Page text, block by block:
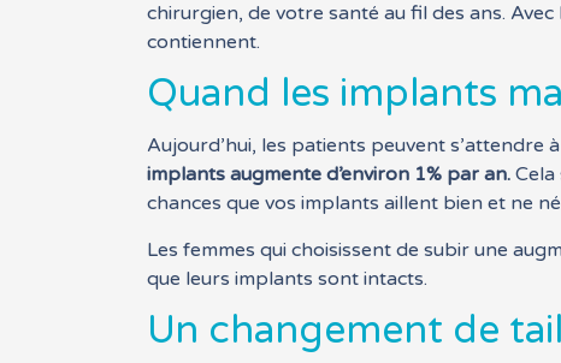
chirurgien, de votre santé au fil des ans.
contiennent.
Quand les implants
Aujourd’hui, les patients peuvent
implants augmente d’environ 1% par an.
chances que vos implants aillent bien et ne
Les femmes qui choisissent de subir une
que leurs implants sont intacts.
Un changement de